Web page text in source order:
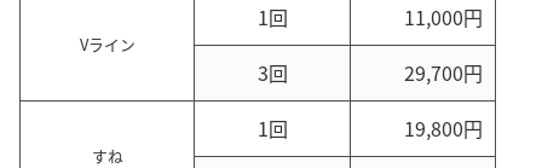
Vライン
1回
11,000円
3回
29,700円
すね
1回
19,800円